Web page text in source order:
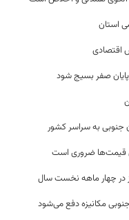
استان
اقتصادی
صفر بسیج شود
قیمت‌ها ضروری است
مکانیزه دفع می‌شود